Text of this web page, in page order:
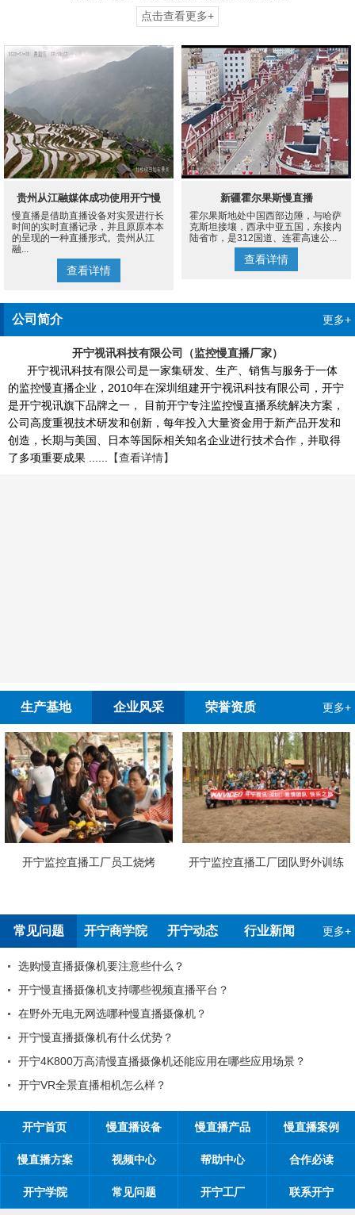
点击查看更多+
贵州从江融媒体成功使用开宁慢
直播设备案例
慢直播是借助直播设备对实景进行长
时间的实时直播记录，并且原原本本
的呈现的一种直播形式。贵州从江
融...
查看详情
新疆霍尔果斯慢直播
霍尔果斯地处中国西部边陲，与哈萨
克斯坦接壤，西承中亚五国，东接内
陆省市，是312国道、连霍高速公...
查看详情
公司简介 更多+
开宁视讯科技有限公司（监控慢直播厂家）
开宁视讯科技有限公司是一家集研发、生产、销售与服务于一体
的监控慢直播企业，2010年在深圳组建开宁视讯科技有限公司，开宁
是开宁视讯旗下品牌之一， 目前开宁专注监控慢直播系统解决方案，
公司高度重视技术研发和创新，每年投入大量资金用于新产品开发和
创造，长期与美国、日本等国际相关知名企业进行技术合作，并取得
了多项重要成果 ......
【查看详情】
生产基地 企业风采 荣誉资质 更多+
烧烤
开宁监控直播工厂团队野外训练
常见问题 开宁商学院 开宁动态 行业新闻 更多+
意些什么？
哪些视频直播平台？
慢直播摄像机？
么优势？
播摄像机还能应用在哪些应用场景？
么样？
开宁慢直播厂家告诉
开宁首页 慢直播设备 慢直播产品 慢直播案例
慢直播方案 视频中心 帮助中心 合作必读
开宁学院 常见问题 开宁工厂 联系开宁